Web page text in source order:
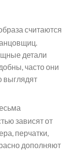
считаются
детали
часто они
выглядят
зависят от
перчатки,
дополняют